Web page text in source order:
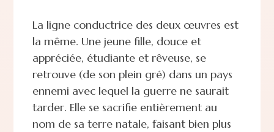
La ligne conductrice des deux œuvres est
la même. Une jeune fille, douce et
appréciée, étudiante et rêveuse, se
retrouve (de son plein gré) dans un pays
ennemi avec lequel la guerre ne saurait
tarder. Elle se sacrifie entièrement au
nom de sa terre natale, faisant bien plus